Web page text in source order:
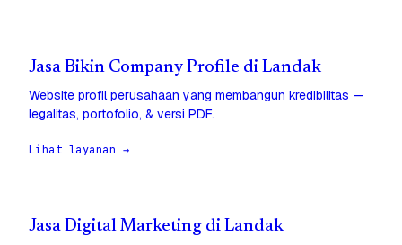
Jasa Bikin Company Profile di Landak
Website profil perusahaan yang membangun kredibilitas —
legalitas, portofolio, & versi PDF.
Lihat layanan →
Jasa Digital Marketing di Landak